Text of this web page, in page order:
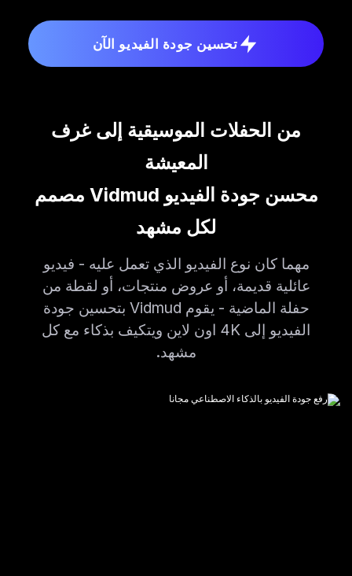
تحسين جودة الفيديو الآن
من الحفلات الموسيقية إلى غرف
المعيشة
محسن جودة الفيديو Vidmud مصمم
لكل مشهد
مهما كان نوع الفيديو الذي تعمل عليه - فيديو
عائلية قديمة، أو عروض منتجات، أو لقطة من
حفلة الماضية - يقوم Vidmud بتحسين جودة
الفيديو إلى 4K اون لاين ويتكيف بذكاء مع كل
مشهد.